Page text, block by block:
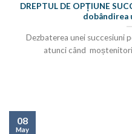
DREPTUL DE OPȚIUNE
dobândirea
Dezbaterea unei succesiuni
atunci când
08
May